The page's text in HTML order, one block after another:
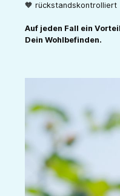
🧡 rückstandskontrolliert
Auf jeden Fall ein
Dein Wohlbefinden.